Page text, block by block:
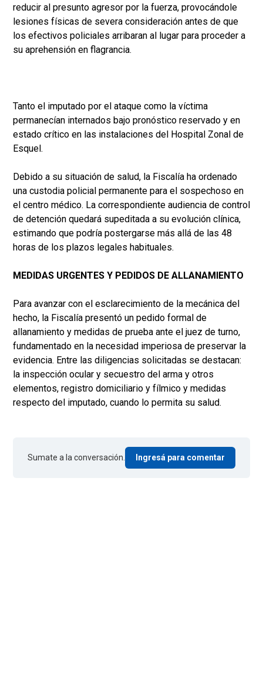
reducir al presunto agresor por la fuerza, provocándole
lesiones físicas de severa consideración antes de que
los efectivos policiales arribaran al lugar para proceder a
su aprehensión en flagrancia.
Tanto el imputado por el ataque como la víctima
permanecían internados bajo pronóstico reservado y en
estado crítico en las instalaciones del Hospital Zonal de
Esquel.
Debido a su situación de salud, la Fiscalía ha ordenado
una custodia policial permanente para el sospechoso en
el centro médico. La correspondiente audiencia de control
de detención quedará supeditada a su evolución clínica,
estimando que podría postergarse más allá de las 48
horas de los plazos legales habituales.
MEDIDAS URGENTES Y PEDIDOS DE ALLANAMIENTO
Para avanzar con el esclarecimiento de la mecánica del
hecho, la Fiscalía presentó un pedido formal de
allanamiento y medidas de prueba ante el juez de turno,
fundamentado en la necesidad imperiosa de preservar la
evidencia. Entre las diligencias solicitadas se destacan:
la inspección ocular y secuestro del arma y otros
elementos, registro domiciliario y fílmico y medidas
respecto del imputado, cuando lo permita su salud.
Sumate a la conversación. Ingresá para comentar